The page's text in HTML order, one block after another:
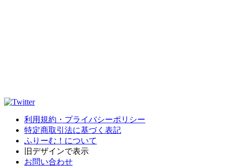
利用規約・プライバシーポリシー
特定商取引法に基づく表記
ふりーむ！について
旧デザインで表示
お問い合わせ